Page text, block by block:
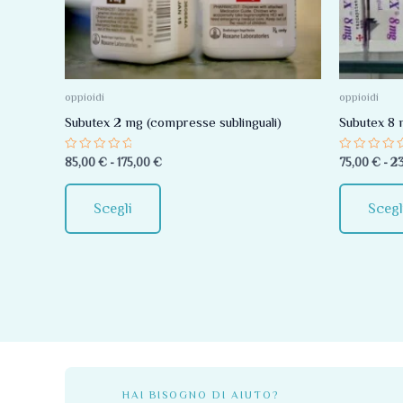
oppioidi
Subutex 2 mg (compresse sublinguali)
Valutato
0
su
5
85,00 € - 175,00 €
Scegli
Le
opzioni
possono
pagina
del
oppioidi
Subutex 8
Valutato
0
su
5
75,00 € -
HAI BISOGNO DI AIUTO?